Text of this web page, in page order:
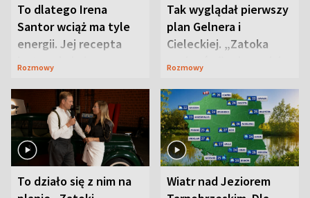
To dlatego Irena
Santor wciąż ma tyle
energii. Jej recepta
jest zaskakująco
Rozmowy
Tak wyglądał pierwszy
plan Gelnera i
Cieleckiej. „Zatoka
szpiegów” od razu ich
Rozmowy
To działo się z nim na
Wiatr nad Jeziorem